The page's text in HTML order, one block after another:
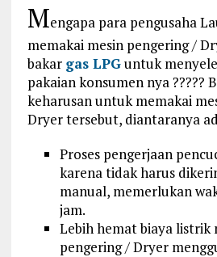
Mengapa para pengusaha
memakai mesin pengering /
bakar gas LPGuntuk
pakaian konsumen nya ?????
keharusan untuk memakai
Dryer tersebut, diantaranya
Proses pengerjaan
karena tidak harus
manual, memerlukan
jam.
Lebih hemat biaya listrik
pengering / Dryer